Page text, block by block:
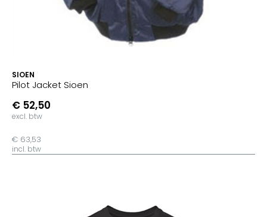
SIOEN
Pilot Jacket Sioen
€ 52,50
excl. btw
€ 63,53
incl. btw